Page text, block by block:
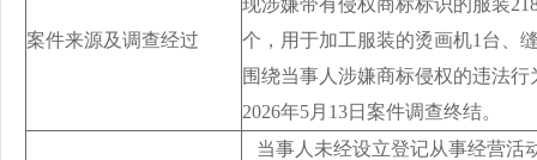
案件来源及调查经过
现涉嫌带有侵权商标标识的服装
个，用于加工服装的烫画机1台、
围绕当事人涉嫌商标侵权的违法
2026年5月13日案件调查终结。
当事人未经设立登记从事经营活